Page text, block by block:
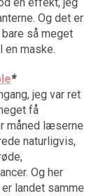
Og det er
så meget
en maske.
*
jeg var ret
få
måned læserne
naturligvis,
Og her
landet samme